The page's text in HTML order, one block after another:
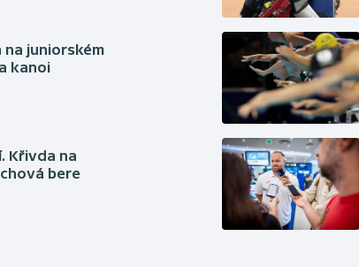
na juniorském
kanoi
Křivda na
bere